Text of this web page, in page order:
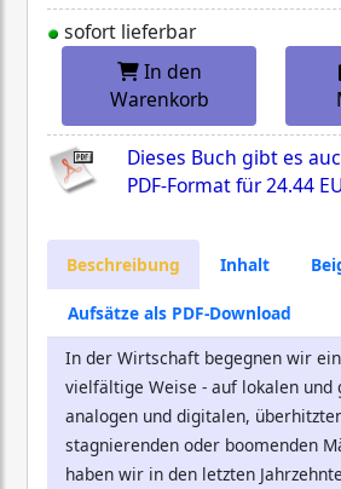
sofort lieferbar
In den
Warenkorb
Dieses Buch gibt es
PDF-Format für24.44
Beschreibung Inhalt
Aufsätze als PDF-Download
In der Wirtschaft begegnen wir
vielfältige Weise - auf lokalen und
analogen und digitalen,
stagnierenden oder boomenden
haben wir in den letzten